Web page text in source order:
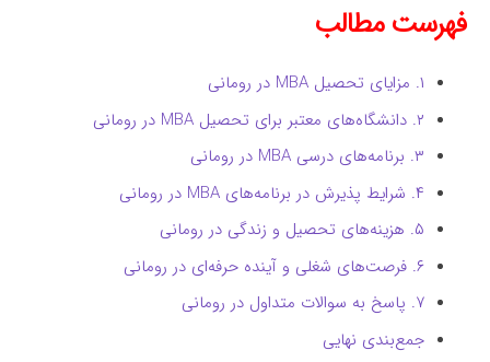
فهرست مطالب
۱. مزایای تحصیل MBA در رومانی
۲. دانشگاه‌های معتبر برای تحصیل MBA در رومانی
۳. برنامه‌های درسی MBA در رومانی
۴. شرایط پذیرش در برنامه‌های MBA در رومانی
۵. هزینه‌های تحصیل و زندگی در رومانی
۶. فرصت‌های شغلی و آینده حرفه‌ای در رومانی
۷. پاسخ به سوالات متداول در رومانی
جمع‌بندی نهایی